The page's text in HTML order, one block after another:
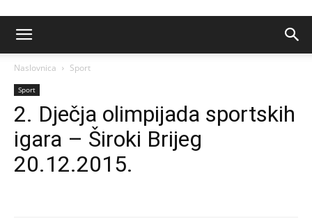
Naslovnica Sport
Sport
2. Dječja olimpijada sportskih
igara – Široki Brijeg
20.12.2015.